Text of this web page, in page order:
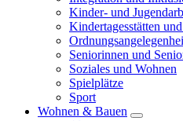
Kinder- und
Kindertagesstätten
Seniorinnen und
Soziales und Wohnen
Spielplätze
Sport
Wohnen & Bauen